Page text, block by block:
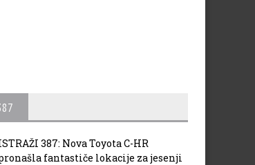
387: Nova Toyota C-HR
fantastiče lokacije za jesenji